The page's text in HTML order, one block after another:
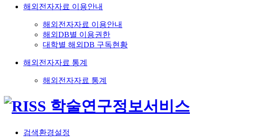
해외전자자료 이용안내
해외전자자료 이용안내
해외DB별 이용권한
대학별 해외DB 구독현황
해외전자자료 통계
해외전자자료 통계
검색환경설정